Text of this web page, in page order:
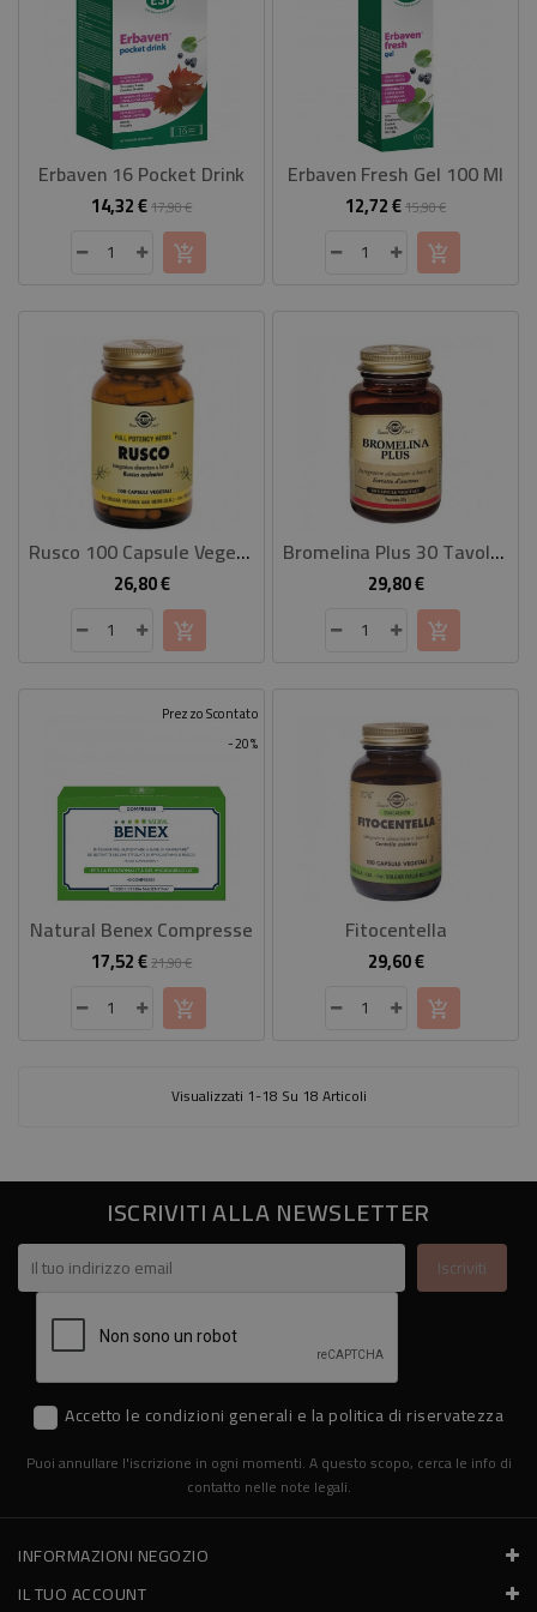
Erbaven 16 Pocket Drink
14,32 €Prezzo
base
17,90 €Prezzo
Erbaven Fresh Gel 100 Ml
12,72 €Prezzo
base
15,90 €Prezzo
Rusco 100 Capsule Vegetali
26,80 €Prezzo
Bromelina Plus 30 Tavolette
29,80 €Prezzo
-20%
Prezzo Scontato
Natural Benex Compresse
17,52 €Prezzo
base
21,90 €Prezzo
Fitocentella
29,60 €Prezzo
Visualizzati 1-18 Su 18 Articoli
ISCRIVITI ALLA NEWSLETTER
Accetto le condizioni generali e la politica di riservatezza
Puoi annullare l'iscrizione in ogni momenti. A questo scopo, cerca le info di
contatto nelle note legali.
INFORMAZIONI NEGOZIO
IL TUO ACCOUNT